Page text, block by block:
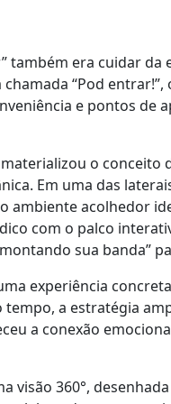
também era cuidar
“Pod
e pontos de
o conceito
Em uma das
ambiente acolhedor
com o palco
sua banda”
experiência
a estratégia
a conexão
visão 360°,